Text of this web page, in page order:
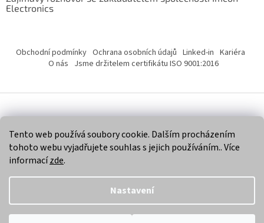
Tento web používá soubory cookie. Dalším procházením
tohoto webu vyjadřujete souhlas s jejich používáním.. Více
informacízde.
Nastavení
Electronics
Obchodní podmínky Ochrana osobních údajů Linked-in Kariéra
O nás Jsme držitelem certifikátu ISO 9001:2016
Copyright 2026